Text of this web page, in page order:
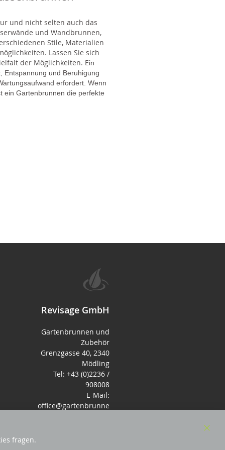
und nicht selten auch das
und Wandbrunnen,
Stile, Materialien
Lassen Sie sich
der Möglichkeiten. Ein
Entspannung und Beruhigung
erfordert. Wenn
ein Gartenbrunnen die perfekte
Revisage GmbH
Gartenbrunnen und
Zubehör
Grenzgasse 40, 2340
Mödling
Tel: +43 (0)2236 /
908008
E-Mail:
office@gartenbrunne
fragen.